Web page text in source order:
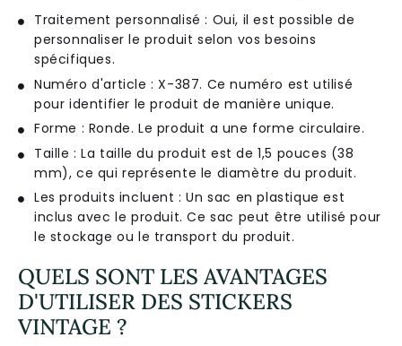
Traitement personnalisé : Oui, il est possible de
personnaliser le produit selon vos besoins
spécifiques.
Numéro d'article : X-387. Ce numéro est utilisé
pour identifier le produit de manière unique.
Forme : Ronde. Le produit a une forme circulaire.
Taille : La taille du produit est de 1,5 pouces (38
mm), ce qui représente le diamètre du produit.
Les produits incluent : Un sac en plastique est
inclus avec le produit. Ce sac peut être utilisé pour
le stockage ou le transport du produit.
QUELS SONT LES AVANTAGES
D'UTILISER DES STICKERS
VINTAGE ?